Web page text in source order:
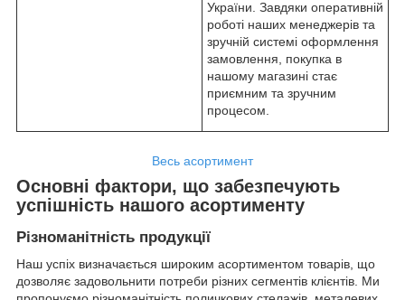
України. Завдяки оперативній
роботі наших менеджерів та
зручній системі оформлення
замовлення, покупка в
нашому магазині стає
приємним та зручним
процесом.
Весь асортимент
Основні фактори, що забезпечують
успішність нашого асортименту
Різноманітність продукції
Наш успіх визначається широким асортиментом товарів, що
дозволяє задовольнити потреби різних сегментів клієнтів. Ми